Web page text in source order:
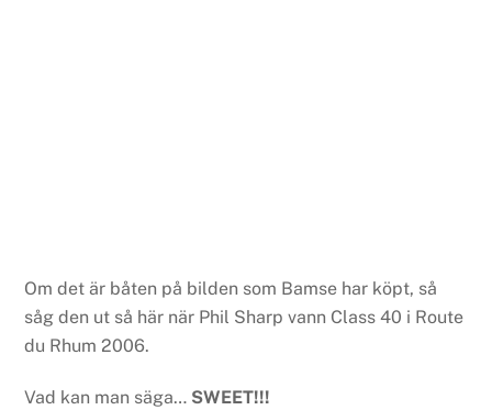
Om det är båten på bilden som Bamse har köpt, så
såg den ut så här när Phil Sharp vann Class 40 i Route
du Rhum 2006.
Vad kan man säga… SWEET!!!